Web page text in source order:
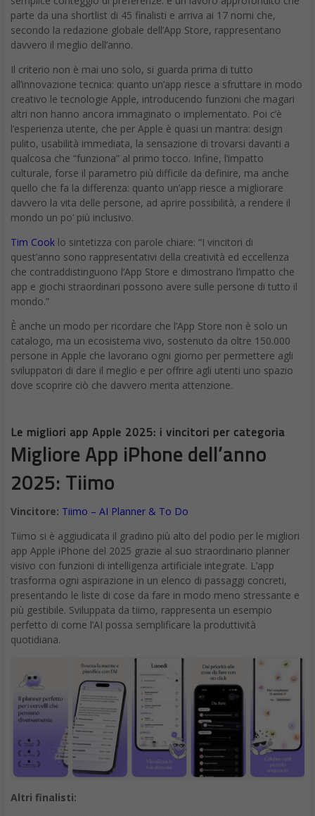
parte da una shortlist di 45 finalisti e arriva ai 17 nomi che,
secondo la redazione globale dell’App Store, rappresentano
davvero il meglio dell’anno.
Il criterio non è mai uno solo, si guarda prima di tutto
all’innovazione tecnica: quanto un’app riesce a sfruttare in modo
creativo le tecnologie Apple, introducendo funzioni che magari
altri non hanno ancora immaginato o implementato. Poi c’è
l’esperienza utente, che per Apple è quasi un mantra: design
pulito, usabilità immediata, la sensazione di trovarsi davanti a
qualcosa che “funziona” al primo tocco. Infine, l’impatto
culturale, forse il parametro più difficile da definire, ma anche
quello che fa la differenza: quanto un’app riesce a migliorare
davvero la vita delle persone, ad aprire possibilità, a rendere il
mondo un po’ più inclusivo.
Tim Cook lo sintetizza con parole chiare: “I vincitori di
quest’anno sono rappresentativi della creatività ed eccellenza
che contraddistinguono l’App Store e dimostrano l’impatto che
app e giochi straordinari possono avere sulle persone di tutto il
mondo.”
È anche un modo per ricordare che l’App Store non è solo un
catalogo, ma un ecosistema vivo, sostenuto da oltre 150.000
persone in Apple che lavorano ogni giorno per permettere agli
sviluppatori di dare il meglio e per offrire agli utenti uno spazio
dove scoprire ciò che davvero merita attenzione.
Le migliori app Apple 2025: i vincitori per categoria
Migliore App iPhone dell’anno
2025: Tiimo
Vincitore: Tiimo – AI Planner & To Do
Tiimo si è aggiudicata il gradino più alto del podio per le migliori
app Apple iPhone del 2025 grazie al suo straordinario planner
visivo con funzioni di intelligenza artificiale integrate. L’app
trasforma ogni aspirazione in un elenco di passaggi concreti,
presentando le liste di cose da fare in modo meno stressante e
più gestibile. Sviluppata da tiimo, rappresenta un esempio
perfetto di come l’AI possa semplificare la produttività
quotidiana.
Altri finalisti: